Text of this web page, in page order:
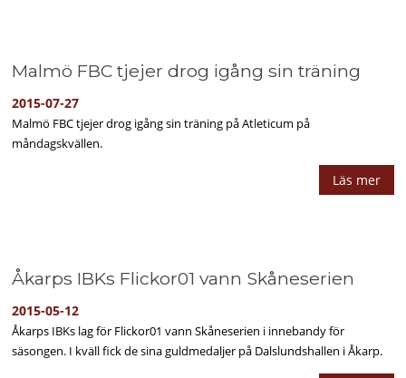
Malmö FBC tjejer drog igång sin träning
2015-07-27
Malmö FBC tjejer drog igång sin träning på Atleticum på
måndagskvällen.
Läs mer
Åkarps IBKs Flickor01 vann Skåneserien
2015-05-12
Åkarps IBKs lag för Flickor01 vann Skåneserien i innebandy för
säsongen. I kväll fick de sina guldmedaljer på Dalslundshallen i Åkarp.